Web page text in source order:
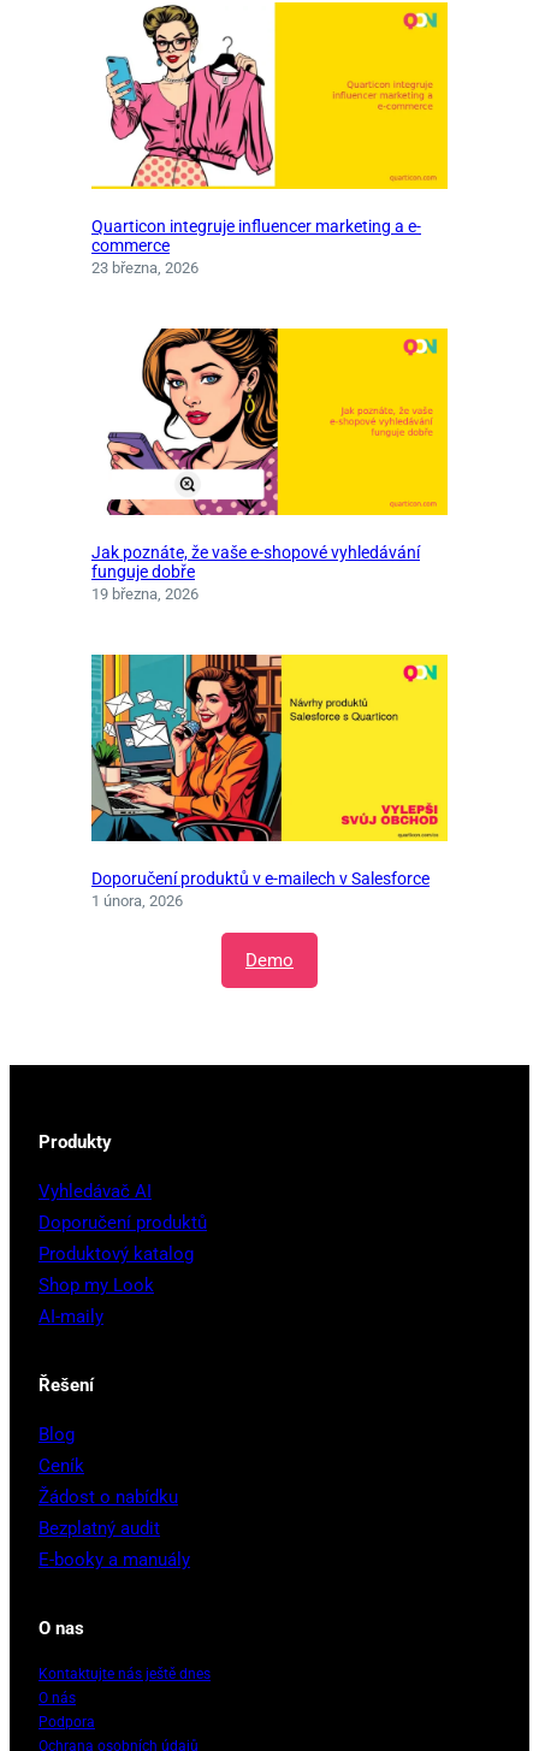
Quarticon integruje influencer marketing a e-
commerce
23 března, 2026
Jak poznáte, že vaše e‑shopové vyhledávání
funguje dobře
19 března, 2026
Doporučení produktů v e-mailech v Salesforce
1 února, 2026
Demo
Produkty
Vyhledávač AI
Doporučení produktů
Produktový katalog
Shop my Look
AI-maily
Řešení
Blog
Ceník
Žádost o nabídku
Bezplatný audit
E-booky a manuály
O nas
Kontaktujte nás ještě dnes
O nás
Podpora
Ochrana osobních údajů